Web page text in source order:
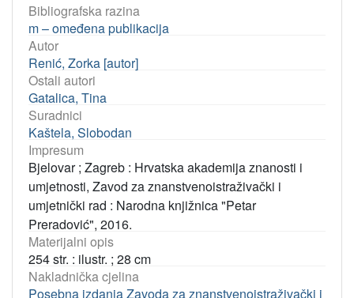
Bibliografska razina
m – omeđena publikacija
Autor
Renić, Zorka [autor]
Ostali autori
Gatalica, Tina
Suradnici
Kaštela, Slobodan
Impresum
Bjelovar ; Zagreb : Hrvatska akademija znanosti i
umjetnosti, Zavod za znanstvenoistraživački i
umjetnički rad : Narodna knjižnica "Petar
Preradović", 2016.
Materijalni opis
254 str. : ilustr. ; 28 cm
Nakladnička cjelina
Posebna izdanja Zavoda za znanstvenoistraživački i